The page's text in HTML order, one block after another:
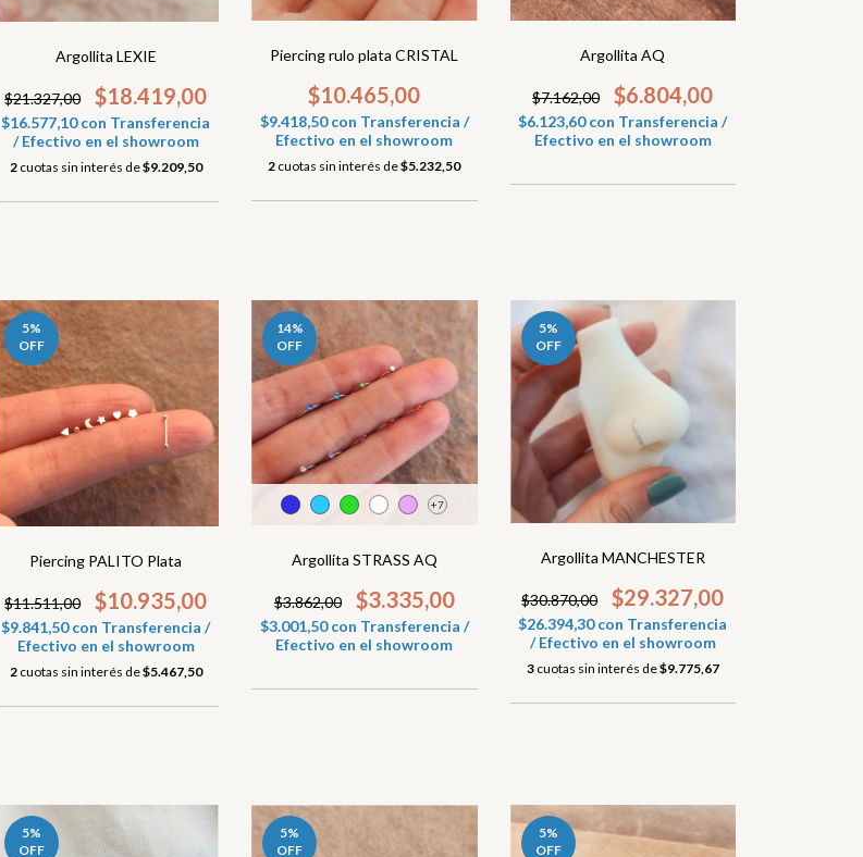
Argollita LEXIE
$21.327,00 $18.419,00
$16.577,10con Transferencia
/ Efectivo en el showroom
2 cuotas sin interés de$9.209,50
Piercing rulo plata CRISTAL
$10.465,00
$9.418,50con Transferencia /
Efectivo en el showroom
2 cuotas sin interés de$5.232,50
Argollita AQ
$7.162,00 $6.804,00
$6.123,60con Transferencia /
Efectivo en el showroom
5%
OFF
Piercing PALITO Plata
$11.511,00 $10.935,00
$9.841,50con Transferencia /
Efectivo en el showroom
2 cuotas sin interés de$5.467,50
14%
OFF
+7
Argollita STRASS AQ
$3.862,00 $3.335,00
$3.001,50con Transferencia /
Efectivo en el showroom
5%
OFF
Argollita MANCHESTER
$30.870,00 $29.327,00
$26.394,30con Transferencia
/ Efectivo en el showroom
3 cuotas sin interés de$9.775,67
5%
OFF
5%
OFF
5%
OFF